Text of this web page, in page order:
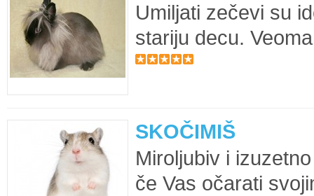
Umiljati zečevi su
stariju decu.
SKOČIMIŠ
Miroljubiv i
če Vas očarati